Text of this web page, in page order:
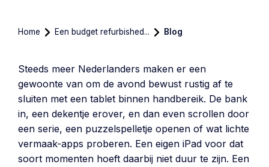
Home Een budget refurbished... Blog
Steeds meer Nederlanders maken er een
gewoonte van om de avond bewust rustig af te
sluiten met een tablet binnen handbereik. De bank
in, een dekentje erover, en dan even scrollen door
een serie, een puzzelspelletje openen of wat lichte
vermaak-apps proberen. Een eigen iPad voor dat
soort momenten hoeft daarbij niet duur te zijn. Een